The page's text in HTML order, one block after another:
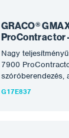
tömlőtartóval
felfújhatóval a
kezelhetőségért…
GRACO®
ProContractor
Nagy
7900
szóróberendezés,
legtöbb
G17E837